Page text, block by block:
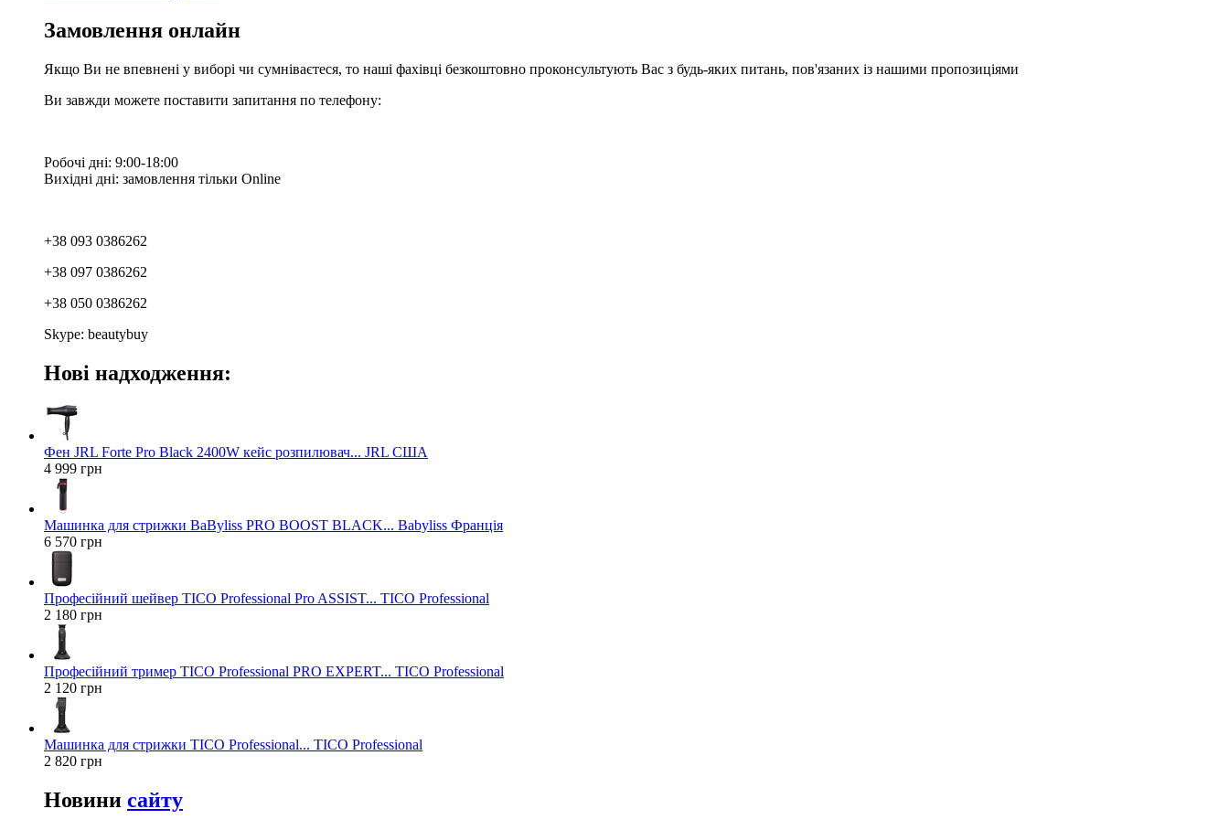
Замовлення онлайн
Якщо Ви не впевнені у виборі чи сумніваєтеся, то наші фахівці безкоштовно проконсультують Вас з будь-яких питань, пов'язаних із нашими пропозиціями
Ви завжди можете поставити запитання по телефону:
Робочі дні: 9:00-18:00
Вихідні дні: замовлення тільки Online
+38 093 0386262
+38 097 0386262
+38 050 0386262
Skype: beautybuy
Нові надходження:
Фен JRL Forte Pro Black 2400W кейс розпилювач... JRL США
4 999 грн
Машинка для стрижки BaByliss PRO BOOST BLACK... Babyliss Франція
6 570 грн
Професійний шейвер TICO Professional Pro ASSIST... TICO Professional
2 180 грн
Професійний тример TICO Professional PRO EXPERT... TICO Professional
2 120 грн
Машинка для стрижки TICO Professional... TICO Professional
2 820 грн
Новини сайту